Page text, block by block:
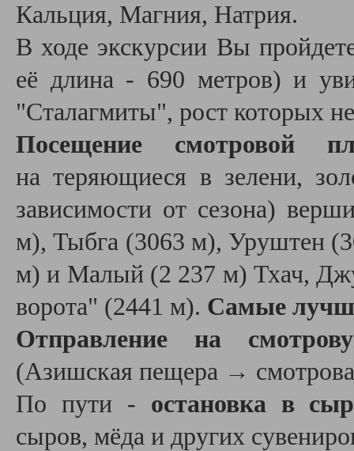
Кальция, Магния, Натрия.
В ходе экскурсии Вы
её длина - 690 метров) и
"Сталагмиты", рост которых
Посещение смотровой
на теряющиеся в зелени,
зависимости от сезона)
м), Тыбга (3063 м), Уруштен
м) и Малый (2 237 м) Тхач,
ворота" (2441 м). Самые
Отправление на
(Азишская пещера →
По пути - остановка в
сыров, мёда и других